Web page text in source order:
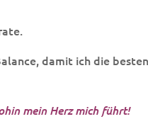
damit ich die
mein Herz mich führt!